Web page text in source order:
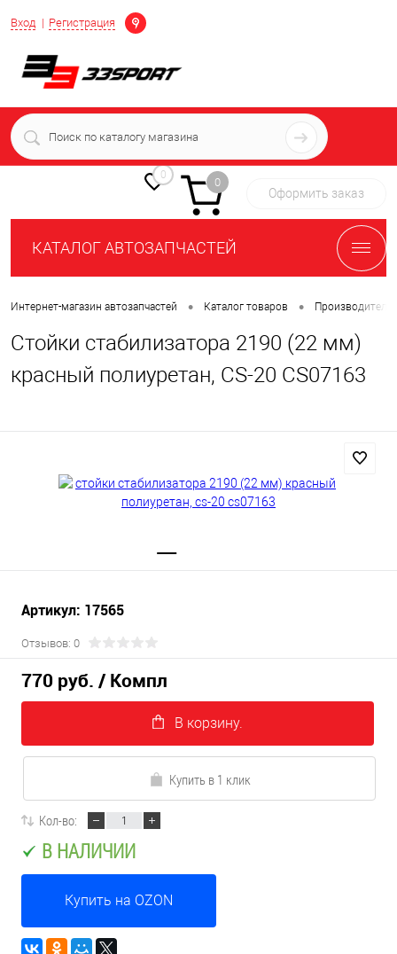
Вход Регистрация
Определение
+7 (939) 716-10-06
пн-пт 7:00-16:00 МСК
0
0
Оформить заказ
КАТАЛОГ АВТОЗАПЧАСТЕЙ
Интернет-магазин автозапчастей • Каталог товаров • Производители
Стойки стабилизатора 2190 (22 мм)
красный полиуретан, CS-20 CS07163
Артикул: 17565
Отзывов: 0
770 руб. / Компл
В корзину.
Купить в 1 клик
Кол-во:
В НАЛИЧИИ
Купить на OZON